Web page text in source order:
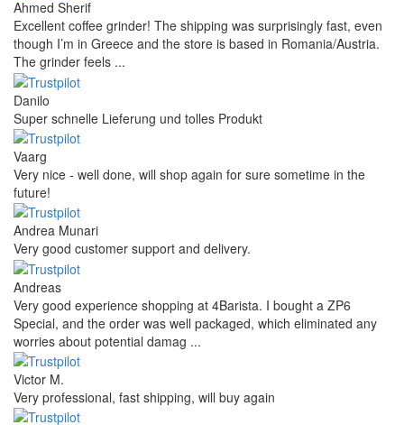
Ahmed Sherif
Excellent coffee grinder! The shipping was surprisingly fast, even
though I’m in Greece and the store is based in Romania/Austria.
The grinder feels ...
Danilo
Super schnelle Lieferung und tolles Produkt
Vaarg
Very nice - well done, will shop again for sure sometime in the
future!
Andrea Munari
Very good customer support and delivery.
Andreas
Very good experience shopping at 4Barista. I bought a ZP6
Special, and the order was well packaged, which eliminated any
worries about potential damag ...
Victor M.
Very professional, fast shipping, will buy again